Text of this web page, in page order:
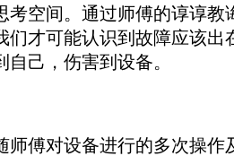
空间。通过师傅的谆谆
才可能认识到故障应该
己，伤害到设备。
对设备进行的多次操作